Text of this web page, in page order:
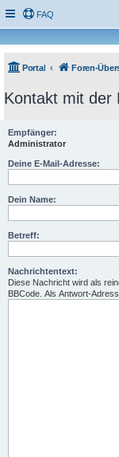
FAQ
Portal Foren-
Kontakt mit der
Empfänger:
Administrator
Deine E-Mail-Adresse:
Dein Name:
Betreff:
Nachrichtentext:
Diese Nachricht wird als
BBCode. Als Antwort-